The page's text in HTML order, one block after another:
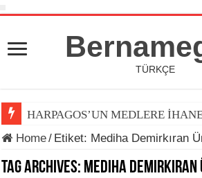
TÜRKÇE
HARPAGOS’UN MEDLERE
Home/ Etiket: Mediha Demirkıran
Tag Archives: Mediha